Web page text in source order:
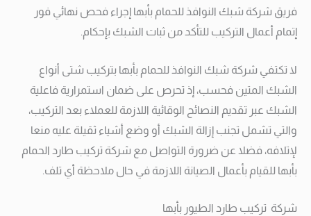
فريق شركة شبك النوافذ للحمام بأبها إجراء فحص نهائي فور
إتمام أعمال التركيب للتأكد من ثبات الشبك بإحكام.
لا تكتفي شركة شبك النوافذ للحمام بأبها بتركيب شتى أنواع
الشبك المتين فحسب، إذ تحرص على ضمان استمرارية فاعلية
الشبك عبر تقديم النصائح الوقائية اللازمة للعملاء بعد التركيب،
والتي تشمل تجنب إزالة الشبك أو وضع أشياء ثقيلة عليه منعا
لإتلافه، فضلا عن ضرورة التواصل مع شركة تركيب طارد الحمام
بأبها للقيام بأعمال الصيانة اللازمة في حال ملاحظة أي تلف.
شركة تركيب طارد الطيور بأبها